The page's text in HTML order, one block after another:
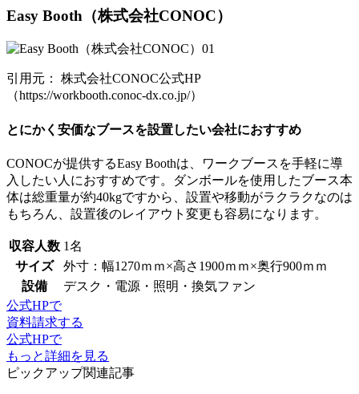
Easy Booth （株式会社CONOC）
引用元： 株式会社CONOC公式HP
（https://workbooth.conoc-dx.co.jp/）
とにかく安価なブースを設置したい会社におすすめ
CONOCが提供するEasy Boothは、ワークブースを手軽に導
入したい人におすすめです。
ダンボールを使用したブース本
体は総重量が約40kgですから、設置や移動がラクラクなのは
もちろん、設置後のレイアウト変更も容易になります。
収容人数 1名
サイズ
外寸：幅1270ｍｍ×高さ1900ｍｍ×奥行900ｍｍ
設備
デスク・電源・照明・換気ファン
公式HPで
資料請求する
公式HPで
もっと詳細を見る
ピックアップ関連記事